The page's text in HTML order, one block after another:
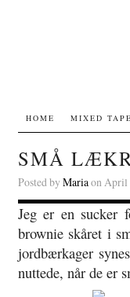
HOME MIXED TAPE
SMÅ
Posted byMariaon April
Jeg er en
brownie skåret i
jordbærkager
nuttede, når de er